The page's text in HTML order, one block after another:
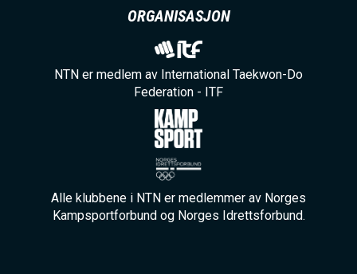
ORGANISASJON
NTN er medlem av International Taekwon-Do
Federation - ITF
Alle klubbene i NTN er medlemmer av Norges
Kampsportforbund og Norges Idrettsforbund.